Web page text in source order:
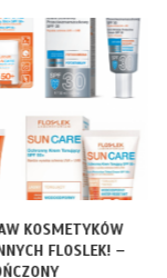
KOSMETYKÓW
FLOSLEK! –